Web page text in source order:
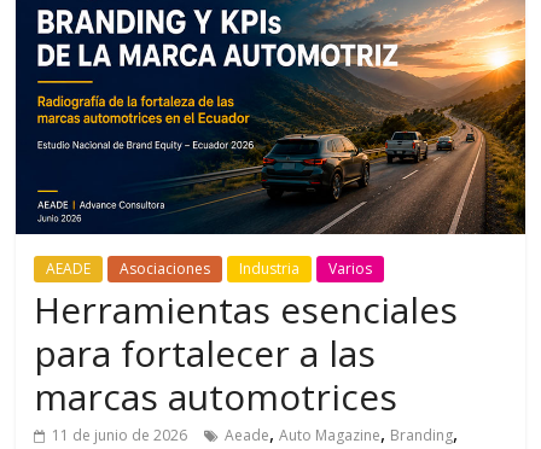
AEADE Asociaciones Industria Varios
Herramientas esenciales
para fortalecer a las
marcas automotrices
11 de junio de 2026 Aeade,Auto Magazine, Branding,